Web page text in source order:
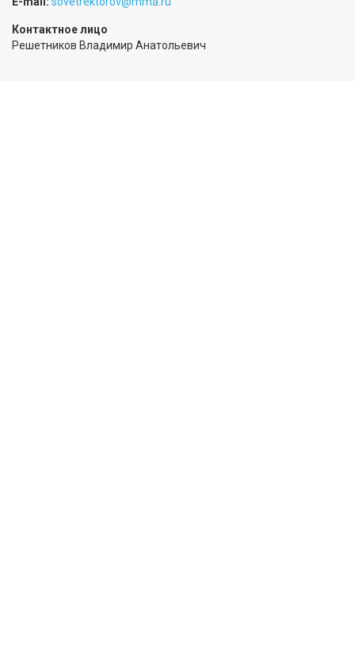
Контактное лицо
Решетников Владимир Анатольевич